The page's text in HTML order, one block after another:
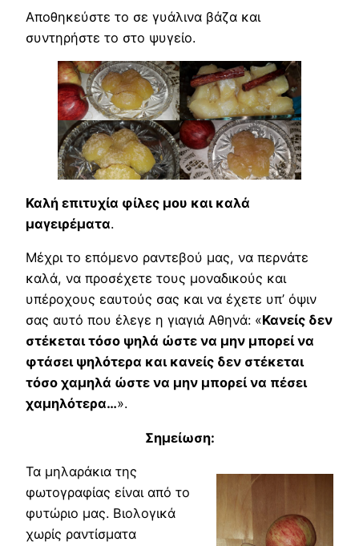
Αποθηκεύστε το σε γυάλινα βάζα και
συντηρήστε το στο ψυγείο.
Καλή επιτυχία φίλες μου και καλά
μαγειρέματα.
Μέχρι το επόμενο ραντεβού μας, να περνάτε
καλά, να προσέχετε τους μοναδικούς και
υπέροχους εαυτούς σας και να έχετε υπ’ όψιν
σας αυτό που έλεγε η γιαγιά Αθηνά: «Κανείς δεν
στέκεται τόσο ψηλά ώστε να μην μπορεί να
φτάσει ψηλότερα και κανείς δεν στέκεται
τόσο χαμηλά ώστε να μην μπορεί να πέσει
χαμηλότερα…».
Σημείωση:
Τα μηλαράκια της
φωτογραφίας είναι από το
φυτώριο μας. Βιολογικά
χωρίς ραντίσματα